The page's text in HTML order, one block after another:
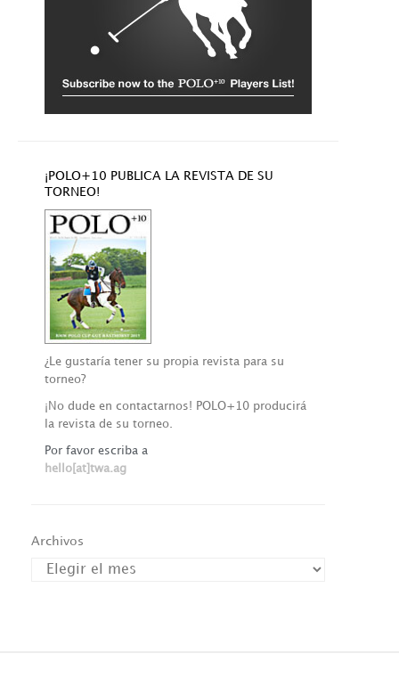
¡POLO+10 PUBLICA LA REVISTA DE SU
TORNEO!
¿Le gustaría tener su propia revista para su
torneo?
¡No dude en contactarnos! POLO+10 producirá
la revista de su torneo.
Por favor escriba a
hello[at]twa.ag
Archivos